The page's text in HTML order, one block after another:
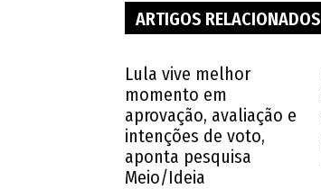
ARTIGOS RELACIONADOS
Lula vive melhor
momento em
aprovação, avaliação e
intenções de voto,
aponta pesquisa
Meio/Ideia